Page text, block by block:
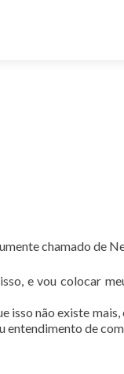
chamado de
e vou colocar
isso não existe
entendimento de